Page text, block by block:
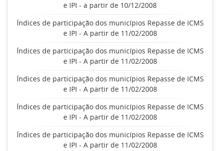
e IPI - a partir de 10/12/2008
Índices de participação dos municípios Repasse de ICMS
e IPI - A partir de 11/02/2008
Índices de participação dos municípios Repasse de ICMS
e IPI - A partir de 11/02/2008
Índices de participação dos municípios Repasse de ICMS
e IPI - A partir de 11/02/2008
Índices de participação dos municípios Repasse de ICMS
e IPI - A partir de 11/02/2008
Índices de participação dos municípios Repasse de ICMS
e IPI - A partir de 11/02/2008